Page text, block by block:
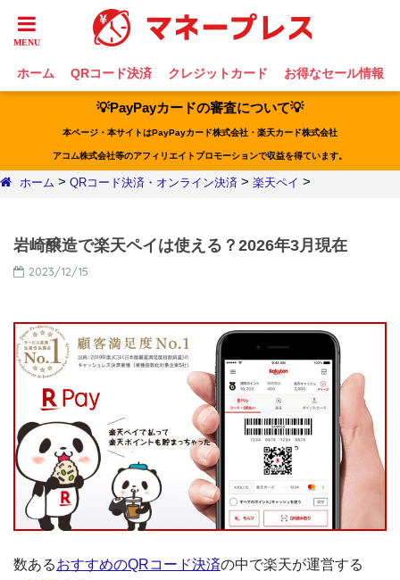
ホーム QRコード決済 クレジットカード お得なセール情報
💡PayPayカードの審査について💡
本ページ・本サイトはPayPayカード株式会社・楽天カード株式会社
アコム株式会社等のアフィリエイトプロモーションで収益を得ています。
ホーム > QRコード決済・オンライン決済 > 楽天ペイ >
岩崎醸造で楽天ペイは使える？2026年3月現在
2023/12/15
数あるおすすめのQRコード決済の中で楽天が運営する